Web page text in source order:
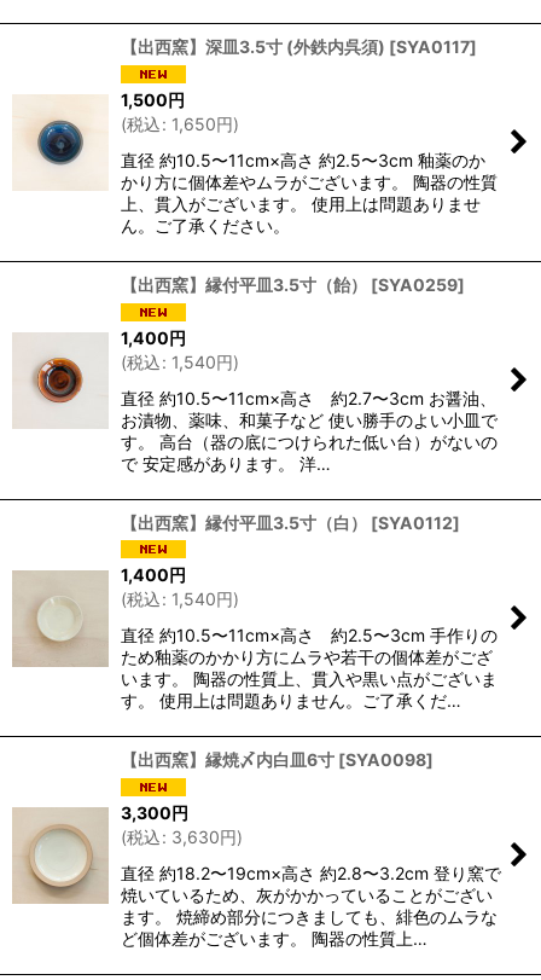
【出西窯】深皿3.5寸 (外鉄内呉須) [SYA0117]
1,500円
(税込: 1,650円)
直径 約10.5〜11cm×高さ 約2.5〜3cm 釉薬のか
かり方に個体差やムラがございます。 陶器の性質
上、貫入がございます。 使用上は問題ありませ
ん。ご了承ください。
【出西窯】縁付平皿3.5寸（飴） [SYA0259]
1,400円
(税込: 1,540円)
直径 約10.5〜11cm×高さ 約2.7〜3cm お醤油、
お漬物、薬味、和菓子など 使い勝手のよい小皿で
す。 高台（器の底につけられた低い台）がないの
で 安定感があります。 洋…
【出西窯】縁付平皿3.5寸（白） [SYA0112]
1,400円
(税込: 1,540円)
直径 約10.5〜11cm×高さ 約2.5〜3cm 手作りの
ため釉薬のかかり方にムラや若干の個体差がござ
います。 陶器の性質上、貫入や黒い点がございま
す。 使用上は問題ありません。ご了承くだ…
【出西窯】縁焼〆内白皿6寸 [SYA0098]
3,300円
(税込: 3,630円)
直径 約18.2〜19cm×高さ 約2.8〜3.2cm 登り窯で
焼いているため、灰がかかっていることがござい
ます。 焼締め部分につきましても、緋色のムラな
ど個体差がございます。 陶器の性質上…